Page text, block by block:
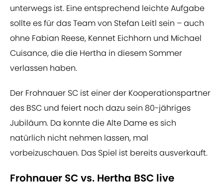
unterwegs ist. Eine entsprechend leichte Aufgabe
sollte es für das Team von Stefan Leitl sein – auch
ohne Fabian Reese, Kennet Eichhorn und Michael
Cuisance, die die Hertha in diesem Sommer
verlassen haben.
Der Frohnauer SC ist einer der Kooperationspartner
des BSC und feiert noch dazu sein 80-jähriges
Jubiläum. Da konnte die Alte Dame es sich
natürlich nicht nehmen lassen, mal
vorbeizuschauen. Das Spiel ist bereits ausverkauft.
Frohnauer SC vs. Hertha BSC live